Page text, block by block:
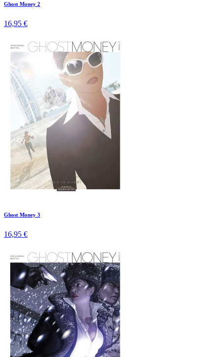
Ghost Money 2
16,95 €
Ghost Money 3
16,95 €